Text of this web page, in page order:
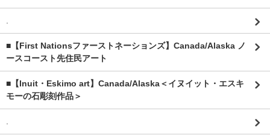
■【First Nationsファーストネーションズ】Canada/Alaska ノ
ースコースト先住民アート
■【Inuit・Eskimo art】Canada/Alaska＜イヌイット・エスキ
モーの石彫刻作品＞